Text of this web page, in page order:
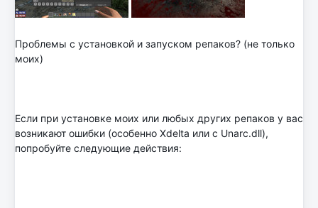
Проблемы с установкой и запуском репаков? (не только
моих)
Если при установке моих или любых других репаков у вас
возникают ошибки (особенно Xdelta или с Unarc.dll),
попробуйте следующие действия: